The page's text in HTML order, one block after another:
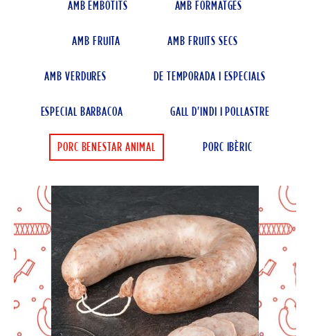
AMB EMBOTITS AMB FORMATGES
AMB FRUITA AMB FRUITS SECS
AMB VERDURES DE TEMPORADA I ESPECIALS
ESPECIAL BARBACOA GALL D'INDI I POLLASTRE
PORC BENESTAR ANIMAL PORC IBÈRIC